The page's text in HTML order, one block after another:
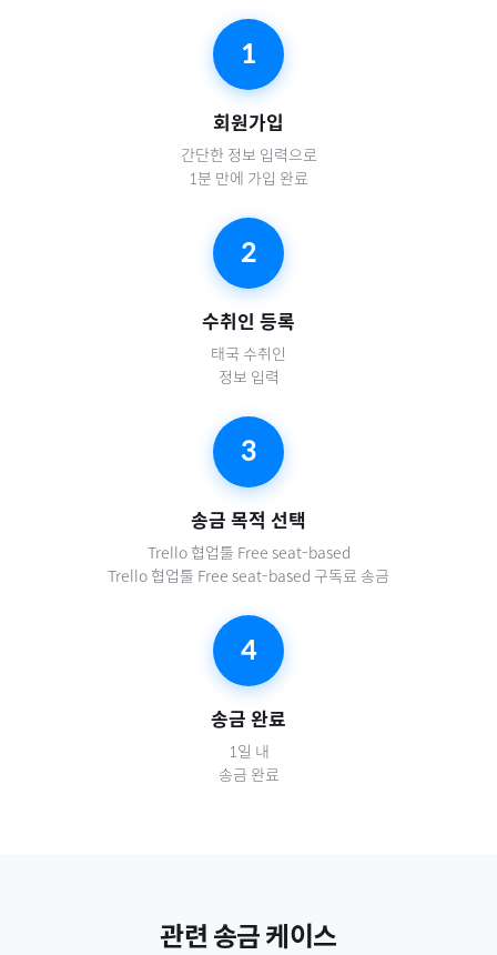
1
회원가입
간단한 정보 입력으로
1분 만에 가입 완료
2
수취인 등록
태국 수취인
정보 입력
3
송금 목적 선택
Trello 협업툴 Free seat-based
Trello 협업툴 Free seat-based 구독료 송금
4
송금 완료
1일 내
송금 완료
관련 송금 케이스